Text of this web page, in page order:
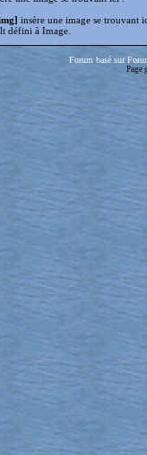
insère une image se trouvant
défini à Image.
Forum basé sur
Page